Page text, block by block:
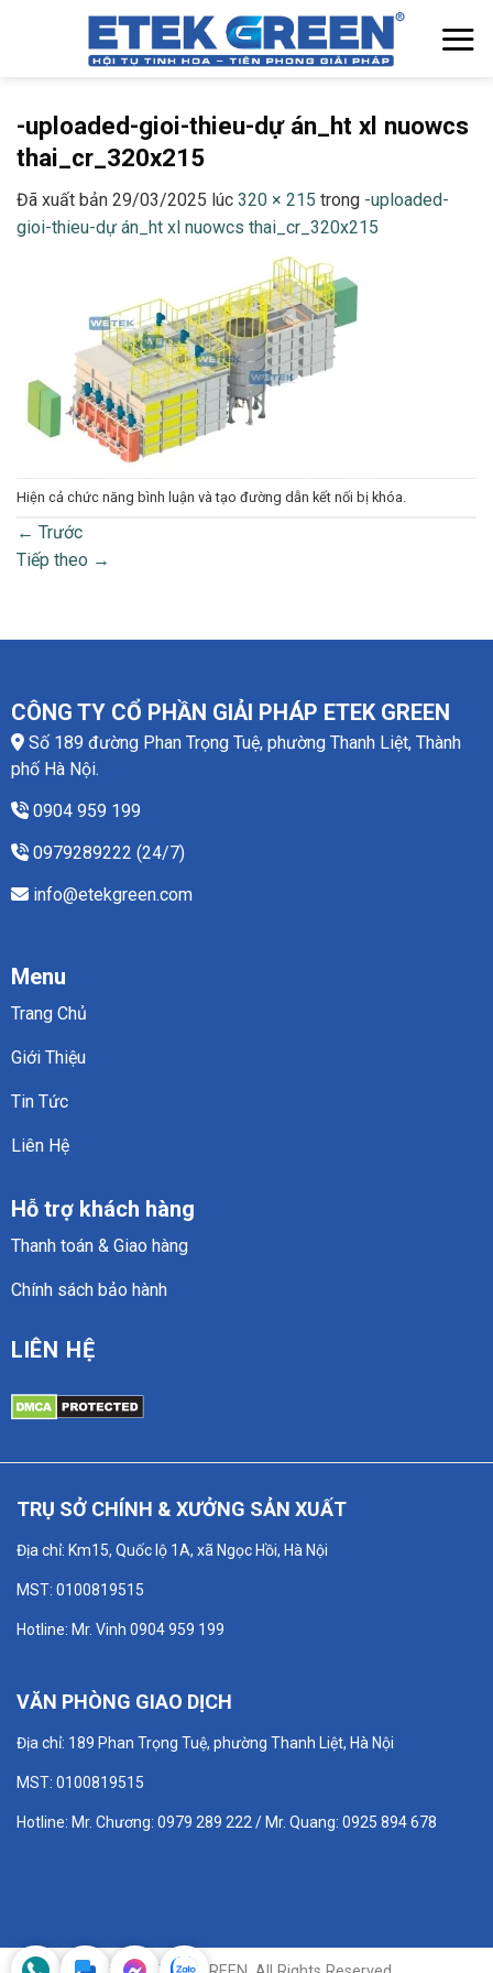
-uploaded-gioi-thieu-dự án_ht xl nuowcs
thai_cr_320x215
Đã xuất bản 29/03/2025 lúc 320 × 215 trong -uploaded-
gioi-thieu-dự án_ht xl nuowcs thai_cr_320x215
Hiện cả chức năng bình luận và tạo đường dẫn kết nối bị khóa.
← Trước
Tiếp theo →
CÔNG TY CỔ PHẦN GIẢI PHÁP ETEK GREEN
Số 189 đường Phan Trọng Tuệ, phường Thanh Liệt, Thành
phố Hà Nội.
0904 959 199
0979289222 (24/7)
info@etekgreen.com
Menu
Trang Chủ
Giới Thiệu
Tin Tức
Liên Hệ
Hỗ trợ khách hàng
Thanh toán & Giao hàng
Chính sách bảo hành
LIÊN HỆ
TRỤ SỞ CHÍNH & XƯỞNG SẢN XUẤT
Địa chỉ: Km15, Quốc lộ 1A, xã Ngọc Hồi, Hà Nội
MST: 0100819515
Hotline: Mr. Vinh 0904 959 199
VĂN PHÒNG GIAO DỊCH
Địa chỉ: 189 Phan Trọng Tuệ, phường Thanh Liệt, Hà Nội
MST: 0100819515
Hotline: Mr. Chương: 0979 289 222 / Mr. Quang: 0925 894 678